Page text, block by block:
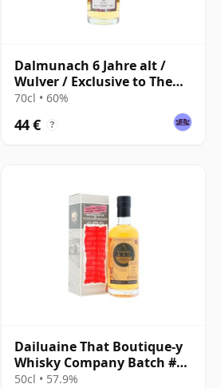
Dalmunach 6 Jahre alt /
Wulver / Exclusive to The
Whisky Exchange
70cl • 60%
44 € ?
Dailuaine That Boutique-y
Whisky Company Batch #6
Single Mal 2015 6 Jahre alt
50cl • 57.9%